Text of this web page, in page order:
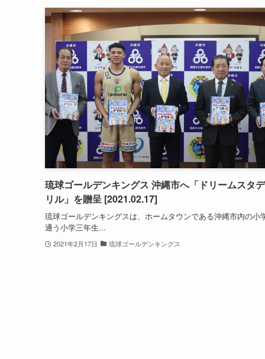
琉球ゴールデンキングス 沖縄市へ「ドリームスタ
リル」を贈呈 [2021.02.17]
琉球ゴールデンキングスは、ホームタウンである沖縄市内の小
通う小学三年生...
2021年2月17日 琉球ゴールデンキングス